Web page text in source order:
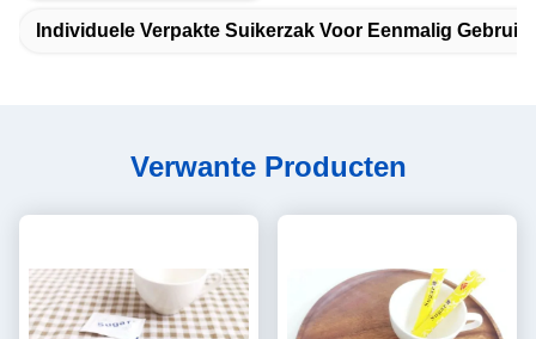
Individuele Verpakte Suikerzak Voor Eenmalig Gebruik
Verwante Producten